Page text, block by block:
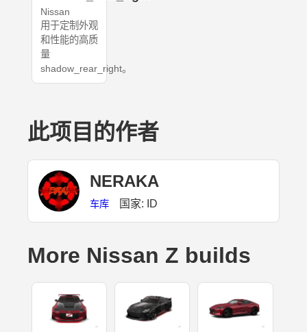
Nissan
用于定制外观
和性能的高质
量
shadow_rear_right。
此项目的作者
NERAKA
车库 国家: ID
More Nissan Z builds